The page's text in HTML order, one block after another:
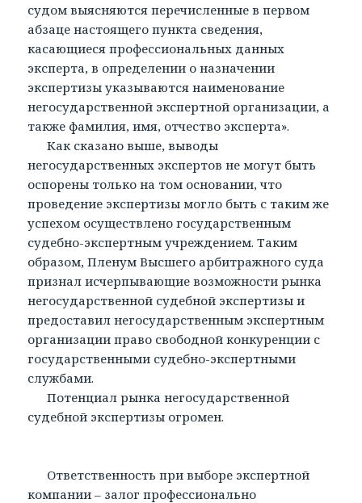
судом выясняются перечисленные в первом
абзаце настоящего пункта сведения,
касающиеся профессиональных данных
эксперта, в определении о назначении
экспертизы указываются наименование
негосударственной экспертной организации, а
также фамилия, имя, отчество эксперта».
Как сказано выше, выводы
негосударственных экспертов не могут быть
оспорены только на том основании, что
проведение экспертизы могло быть с таким же
успехом осуществлено государственным
судебно-экспертным учреждением. Таким
образом, Пленум Высшего арбитражного суда
признал исчерпывающие возможности рынка
негосударственной судебной экспертизы и
предоставил негосударственным экспертным
организации право свободной конкуренции с
государственными судебно-экспертными
службами.
Потенциал рынка негосударственной
судебной экспертизы огромен.
Ответственность при выборе экспертной
компании – залог профессионально